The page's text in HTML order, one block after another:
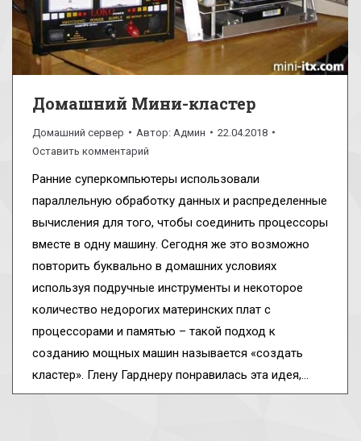
Домашний Мини-кластер
Домашний сервер Автор: Админ
22.04.2018
Оставить комментарий
Ранние суперкомпьютеры использовали
параллельную обработку данных и распределенные
вычисления для того, чтобы соединить процессоры
вместе в одну машину. Сегодня же это возможно
повторить буквально в домашних условиях
используя подручные инструменты и некоторое
количество недорогих материнских плат с
процессорами и памятью – такой подход к
созданию мощных машин называется «создать
кластер». Глену Гарднеру понравилась эта идея,…